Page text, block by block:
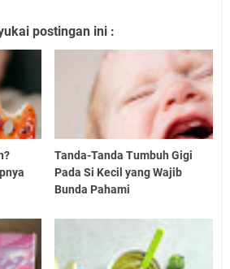
postingan ini :
Tanda-Tanda Tumbuh Gigi
Pada Si Kecil yang Wajib
Bunda Pahami